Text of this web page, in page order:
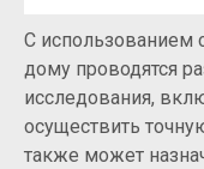
С использованием
дому проводятся
исследования,
осуществить
также может